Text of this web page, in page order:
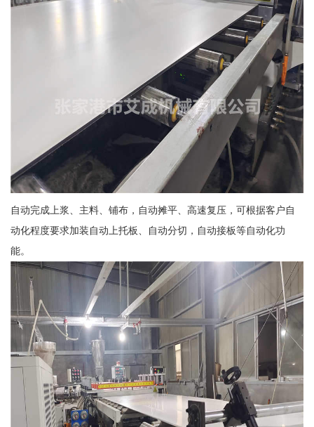
自动完成上浆、主料、铺布，自动摊平、高速复压，可根据客户自
动化程度要求加装自动上托板、自动分切，自动接板等自动化功
能。